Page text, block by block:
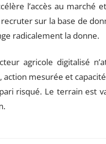
l’accès au marché
sur la base de
radicalement la donne.
agricole digitalisé
mesurée et
pari risqué. Le terrain est